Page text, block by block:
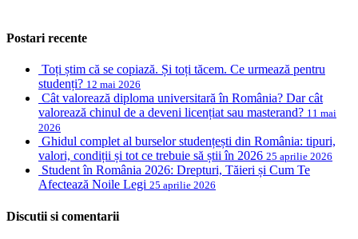
Postari recente
Toți știm că se copiază. Și toți tăcem. Ce urmează pentru
studenți? 12 mai 2026
Cât valorează diploma universitară în România? Dar cât
valorează chinul de a deveni licențiat sau masterand? 11 mai
2026
Ghidul complet al burselor studențești din România: tipuri,
valori, condiții și tot ce trebuie să știi în 2026 25 aprilie 2026
Student în România 2026: Drepturi, Tăieri și Cum Te
Afectează Noile Legi 25 aprilie 2026
Discutii si comentarii